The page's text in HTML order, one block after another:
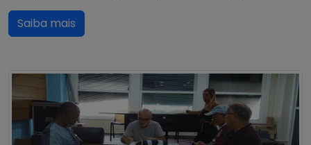
Saiba mais